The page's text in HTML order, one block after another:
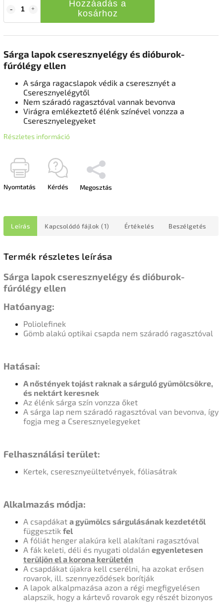
Hozzáadás a
kosárhoz
Sárga lapok cseresznyelégy és dióburok-
fúrólégy ellen
A sárga ragacslapok védik a cseresznyét a
Cseresznyelégytől
Nem száradó ragasztóval vannak bevonva
Virágra emlékeztető élénk színével vonzza a
Cseresznyelegyeket
Részletes információ
Nyomtatás Kérdés Megosztás
Leírás Kapcsolódó fájlok (1) Értékelés Beszélgetés
Termék részletes leírása
Sárga lapok cseresznyelégy és dióburok-
fúrólégy ellen
Hatóanyag:
Poliolefinek
Gömb alakú optikai csapda nem száradó ragasztóval
Hatásai:
A nőstények tojást raknak a sárguló gyümölcsökre,
és nektárt keresnek
Az élénk sárga szín vonzza őket
A sárga lap nem száradó ragasztóval van bevonva, így
fogja meg a Cseresznyelegyeket
Felhasználási terület:
Kertek, cseresznyeültetvények, fóliasátrak
Alkalmazás módja:
A csapdákat a gyümölcs sárgulásának kezdetétől
függesztik fel
A fóliát henger alakúra kell alakítani ragasztóval
A fák keleti, déli és nyugati oldalán egyenletesen
terüljön el a korona kerületén
A csapdákat újakra kell cserélni, ha azokat erősen
rovarok, ill. szennyeződések borítják
A lapok alkalpmazása azon a régi megfigyelésen
alapszik, hogy a kártevő rovarok egy részét bizonyos